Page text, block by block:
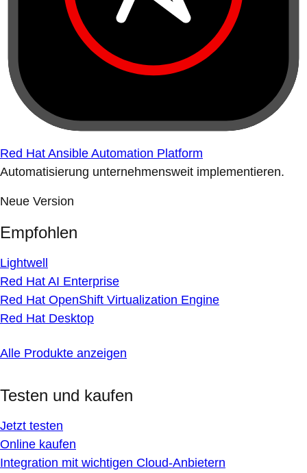
Red Hat Ansible Automation Platform
Automatisierung unternehmensweit implementieren.
Neue Version
Empfohlen
Lightwell
Red Hat AI Enterprise
Red Hat OpenShift Virtualization Engine
Red Hat Desktop
Alle Produkte anzeigen
Testen und kaufen
Jetzt testen
Online kaufen
Integration mit wichtigen Cloud-Anbietern